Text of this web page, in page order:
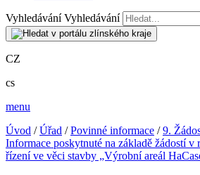
Vyhledávání Vyhledávání
CZ
cs
menu
Úvod /Úřad /Povinné informace /9.
Informace poskytnuté na základě žádostí v
řízení ve věci stavby „Výrobní areál